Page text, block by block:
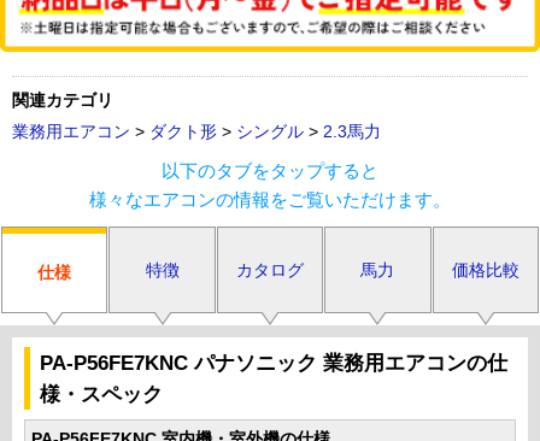
関連カテゴリ
業務用エアコン > ダクト形 > シングル > 2.3馬力
以下のタブをタップすると
様々なエアコンの情報をご覧いただけます。
仕様 特徴 カタログ 馬力 価格比較
PA-P56FE7KNC パナソニック 業務用エアコンの仕
様・スペック